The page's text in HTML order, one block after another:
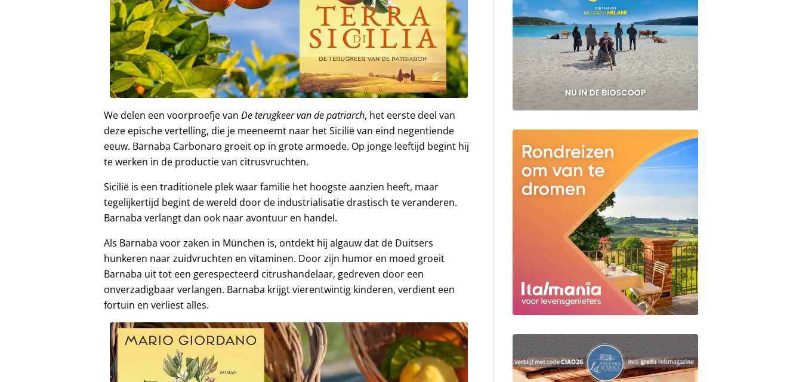
We delen een voorproefje vanDe terugkeer van de patriarch, het eerste deel van
deze epische vertelling, die je meeneemt naar het Sicilië van eind negentiende
eeuw. Barnaba Carbonaro groeit op in grote armoede. Op jonge leeftijd begint hij
te werken in de productie van citrusvruchten.
Sicilië is een traditionele plek waar familie het hoogste aanzien heeft, maar
tegelijkertijd begint de wereld door de industrialisatie drastisch te veranderen.
Barnaba verlangt dan ook naar avontuur en handel.
Als Barnaba voor zaken in München is, ontdekt hij algauw dat de Duitsers
hunkeren naar zuidvruchten en vitaminen. Door zijn humor en moed groeit
Barnaba uit tot een gerespecteerd citrushandelaar, gedreven door een
onverzadigbaar verlangen. Barnaba krijgt vierentwintig kinderen, verdient een
fortuin en verliest alles.